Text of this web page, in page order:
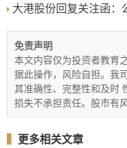
大港股份回复关注函：
免责声明
本文内容仅为投资者教育
据此操作，风险自担。我
其准确性、完整性和及时
损失不承担责任。股市有
更多相关文章